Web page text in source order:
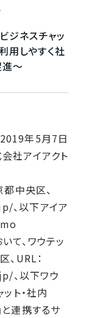
ジネスチャッ
用しやすく社
～
2019年5月7日
社アイアクト
都中央区、
/、以下アイア
て、ワウテッ
、URL：
、以下ワウ
ト・社内
と連携するサ